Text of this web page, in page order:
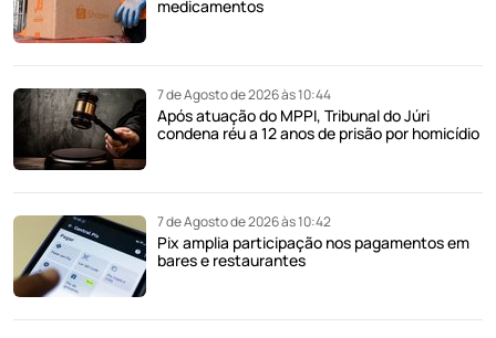
medicamentos
7 de Agosto de 2026 às 10:44
Após atuação do MPPI, Tribunal do Júri
condena réu a 12 anos de prisão por homicídio
7 de Agosto de 2026 às 10:42
Pix amplia participação nos pagamentos em
bares e restaurantes